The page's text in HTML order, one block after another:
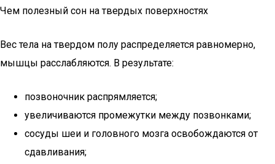
Чем полезный сон на твердых поверхностях
Вес тела на твердом полу распределяется равномерно,
мышцы расслабляются. В результате:
позвоночник распрямляется;
увеличиваются промежутки между позвонками;
сосуды шеи и головного мозга освобождаются от
сдавливания;